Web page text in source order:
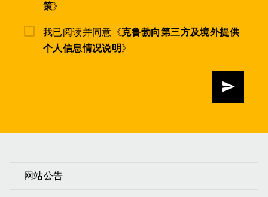
策》
我已阅读并同意《克鲁勃向第三方及境外提供
个人信息情况说明》
发送
网站公告